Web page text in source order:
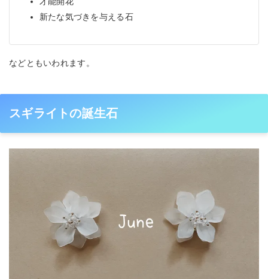
新たな気づきを与える石
などともいわれます。
スギライトの誕生石